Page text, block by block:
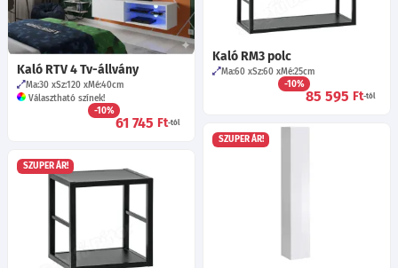
Kaló RM3 polc
Ma:60 Sz:60 Mé:25cm
-10%
85 595 Ft-tól
Kaló RTV 4 Tv-állvány
Ma:30 Sz:120 Mé:40cm
Választható színek!
-10%
61 745 Ft-tól
SZUPER ÁR!
SZUPER ÁR!